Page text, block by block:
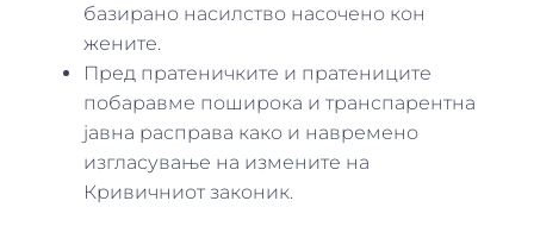
базирано насилство насочено кон
жените.
Пред пратеничките и пратениците
побаравме поширока и транспарентна
јавна расправа како и навремено
изгласување на измените на
Кривичниот законик.